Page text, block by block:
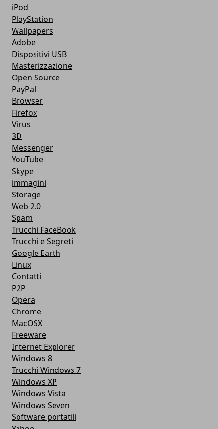
iPod
PlayStation
Wallpapers
Adobe
Dispositivi USB
Masterizzazione
Open Source
PayPal
Browser
Firefox
Virus
3D
Messenger
YouTube
Skype
immagini
Storage
Web 2.0
Spam
Trucchi FaceBook
Trucchi e Segreti
Google Earth
Linux
Contatti
P2P
Opera
Chrome
MacOSX
Freeware
Internet Explorer
Windows 8
Trucchi Windows 7
Windows XP
Windows Vista
Windows Seven
Software portatili